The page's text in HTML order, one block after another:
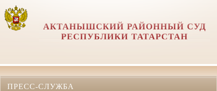
АКТАНЫШСКИЙ РАЙОННЫЙ СУД
РЕСПУБЛИКИ ТАТАРСТАН
ПРЕСС-СЛУЖБА